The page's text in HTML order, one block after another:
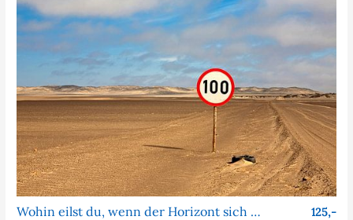
Wohin eilst du, wenn der Horizont sich nie nähert? 125,-